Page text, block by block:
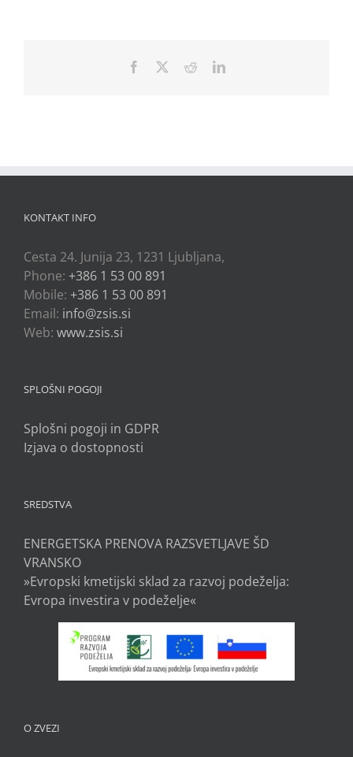
Facebook RedditLinkedIn
KONTAKT INFO
Cesta 24. Junija 23, 1231 Ljubljana,
Phone: +386 1 53 00 891
Mobile: +386 1 53 00 891
Email: info@zsis.si
Web: www.zsis.si
SPLOŠNI POGOJI
Splošni pogoji in GDPR
Izjava o dostopnosti
SREDSTVA
ENERGETSKA PRENOVA RAZSVETLJAVE ŠD
VRANSKO
»Evropski kmetijski sklad za razvoj podeželja:
Evropa investira v podeželje«
O ZVEZI